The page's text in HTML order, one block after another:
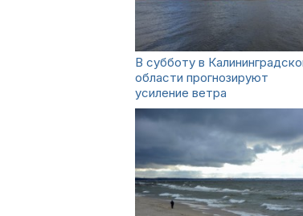
В субботу в
области прогнозируют
усиление ветра